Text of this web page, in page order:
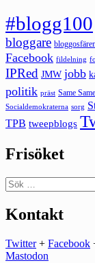
#blogg100
bloggare
Facebook fildelning
IPRed JMW jobb
politik präst Same
Socialdemokraterna sorg
TPB tweepblogs
Frisöket
Sök
efter:
Kontakt
Twitter+ Facebook
Mastodon